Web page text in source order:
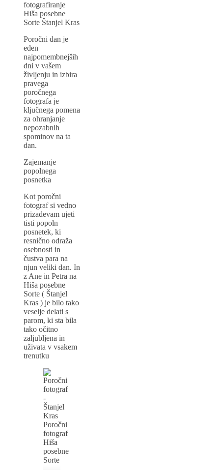
fotografiranje
Hiša posebne
Sorte Štanjel Kras
Poročni dan je
eden
najpomembnejših
dni v vašem
življenju in izbira
pravega
poročnega
fotografa je
ključnega pomena
za ohranjanje
nepozabnih
spominov na ta
dan.
Zajemanje
popolnega
posnetka
Kot poročni
fotograf si vedno
prizadevam ujeti
tisti popoln
posnetek, ki
resnično odraža
osebnosti in
čustva para na
njun veliki dan. In
z Ane in Petra na
Hiša posebne
Sorte ( Štanjel
Kras ) je bilo tako
veselje delati s
parom, ki sta bila
tako očitno
zaljubljena in
uživata v vsakem
trenutku